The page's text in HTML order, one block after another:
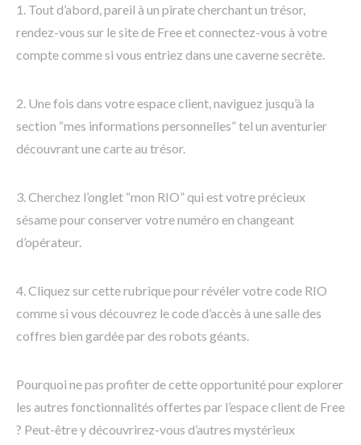
1. Tout d’abord, pareil à un pirate cherchant un trésor,
rendez-vous sur le site de Free et connectez-vous à votre
compte comme si vous entriez dans une caverne secrète.
2. Une fois dans votre espace client, naviguez jusqu’à la
section “mes informations personnelles” tel un aventurier
découvrant une carte au trésor.
3. Cherchez l’onglet “mon RIO” qui est votre précieux
sésame pour conserver votre numéro en changeant
d’opérateur.
4. Cliquez sur cette rubrique pour révéler votre code RIO
comme si vous découvrez le code d’accès à une salle des
coffres bien gardée par des robots géants.
Pourquoi ne pas profiter de cette opportunité pour explorer
les autres fonctionnalités offertes par l’espace client de Free
? Peut-être y découvrirez-vous d’autres mystérieux